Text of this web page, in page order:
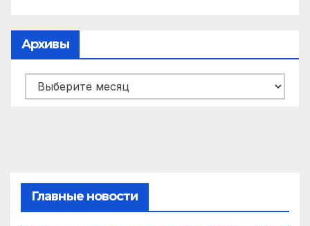
Архивы
Архивы
Главные новости